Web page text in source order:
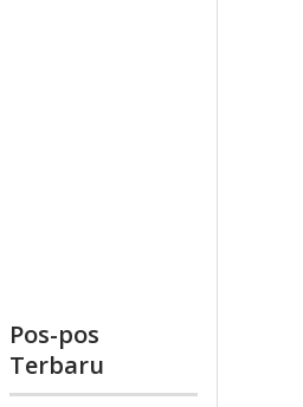
Pos-pos
Terbaru